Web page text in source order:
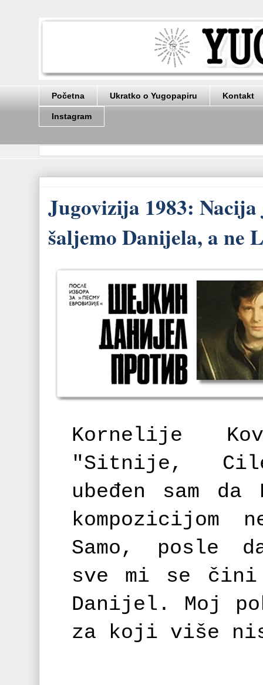
Početna Ukratko o Yugopapiru Kontakt
Instagram
Jugovizija 1983:
šaljemo Danijela, a ne
Kornelije
"Sitnije,
ubeđen sаm dа
kompozicijom
Sаmo, posle
sve mi se čini
Dаnijel. Moj
zа koji više